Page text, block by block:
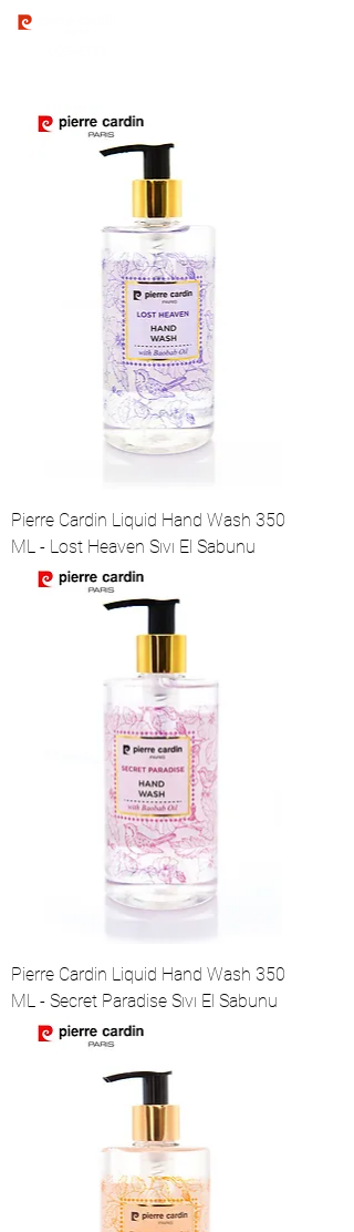
Pierre Cardin Liquid Hand Wash 350
ML - Lost Heaven Sıvı El Sabunu
Pierre Cardin Liquid Hand Wash 350
ML - Secret Paradise Sıvı El Sabunu